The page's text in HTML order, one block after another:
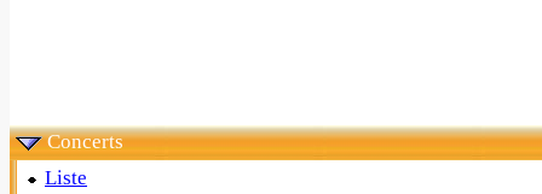
Concerts
Liste